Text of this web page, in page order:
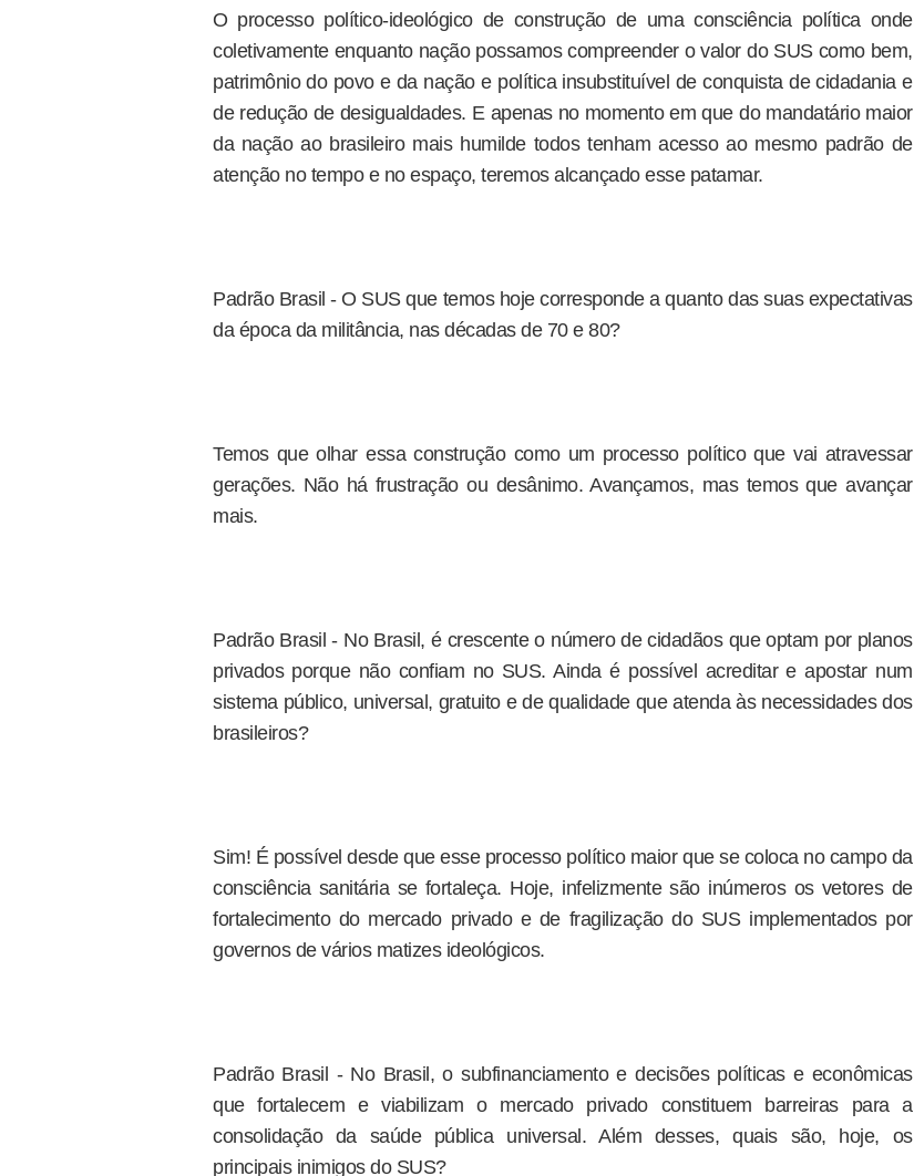
O processo político-ideológico de construção de uma consciência política onde
coletivamente enquanto nação possamos compreender o valor do SUS como bem,
patrimônio do povo e da nação e política insubstituível de conquista de cidadania e
de redução de desigualdades. E apenas no momento em que do mandatário maior
da nação ao brasileiro mais humilde todos tenham acesso ao mesmo padrão de
atenção no tempo e no espaço, teremos alcançado esse patamar.
Padrão Brasil - O SUS que temos hoje corresponde a quanto das suas expectativas
da época da militância, nas décadas de 70 e 80?
Temos que olhar essa construção como um processo político que vai atravessar
gerações. Não há frustração ou desânimo. Avançamos, mas temos que avançar
mais.
Padrão Brasil - No Brasil, é crescente o número de cidadãos que optam por planos
privados porque não confiam no SUS. Ainda é possível acreditar e apostar num
sistema público, universal, gratuito e de qualidade que atenda às necessidades dos
brasileiros?
Sim! É possível desde que esse processo político maior que se coloca no campo da
consciência sanitária se fortaleça. Hoje, infelizmente são inúmeros os vetores de
fortalecimento do mercado privado e de fragilização do SUS implementados por
governos de vários matizes ideológicos.
Padrão Brasil - No Brasil, o subfinanciamento e decisões políticas e econômicas
que fortalecem e viabilizam o mercado privado constituem barreiras para a
consolidação da saúde pública universal. Além desses, quais são, hoje, os
principais inimigos do SUS?